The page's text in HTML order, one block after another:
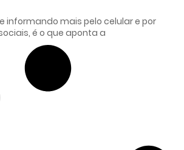
informando mais pelo celular e por
é o que aponta a